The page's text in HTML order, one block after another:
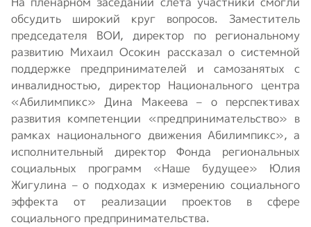
обсудить широкий круг вопросов. Заместитель
председателя ВОИ, директор по региональному
развитию Михаил Осокин рассказал о системной
поддержке предпринимателей и самозанятых с
инвалидностью, директор Национального центра
«Абилимпикс» Дина Макеева – о перспективах
развития компетенции «предпринимательство» в
рамках национального движения Абилимпикс», а
исполнительный директор Фонда региональных
социальных программ «Наше будущее» Юлия
Жигулина – о подходах к измерению социального
эффекта от реализации проектов в сфере
социального предпринимательства.